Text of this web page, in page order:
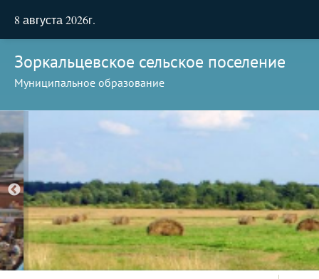
8 августа 2026г.
Зоркальцевское сельское поселение
Муниципальное образование